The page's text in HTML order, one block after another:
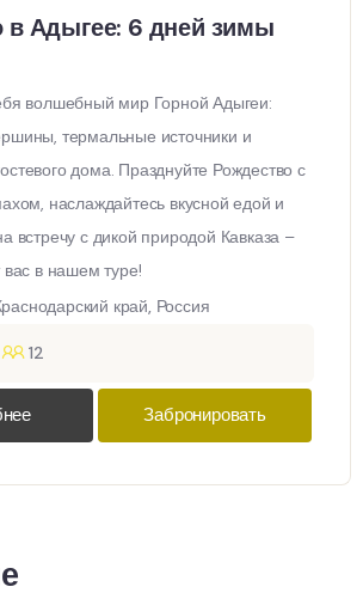
в Адыгее: 6 дней зимы
волшебный мир Горной Адыгеи:
термальные источники и
дома. Празднуйте Рождество с
наслаждайтесь вкусной едой и
встречу с дикой природой Кавказа –
вас в нашем туре!
край, Россия
12
Забронировать